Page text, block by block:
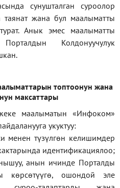
сунушталган суроолор
жана бул маалыматты
Анык эмес маалыматты
Колдонуучулук
топтоонун жана
максаттары
маалыматын «Инфоком»
укуктуу:
менен түзүлгөн келишимдер
идентификациялоо;
анын ичинде Порталды
көрсөтүүгө, ошондой эле